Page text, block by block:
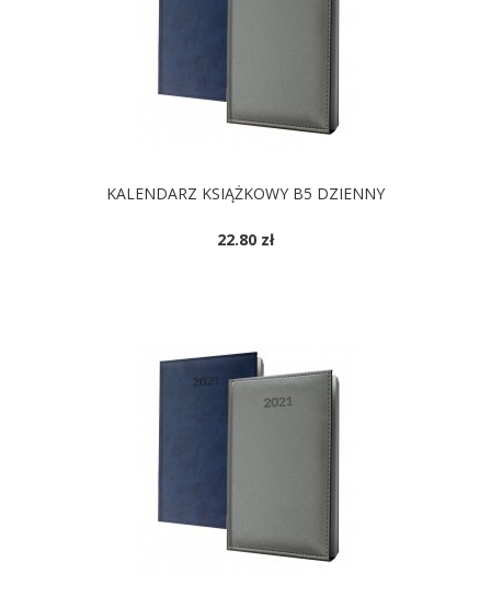
KALENDARZ KSIĄŻKOWY B5 DZIENNY
22.80 zł